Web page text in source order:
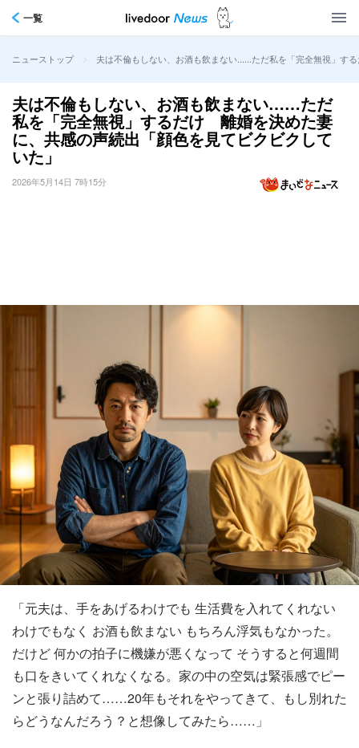
一覧
ニューストップ > 夫は不倫もしない、お酒も飲まない……ただ私を「完全無視」す
夫は不倫もしない、お酒も飲まない……ただ
私を「完全無視」するだけ 離婚を決めた妻
に、共感の声続出「顔色を見てビクビクして
いた」
2026年5月14日 7時15分
「元夫は、手をあげるわけでも 生活費を入れてくれない
わけでもなく お酒も飲まない もちろん浮気もなかった。
だけど 何かの拍子に機嫌が悪くなって そうすると何週間
も口をきいてくれなくなる。家の中の空気は緊張感でピー
ンと張り詰めて……20年もそれをやってきて、もし別れた
らどうなんだろう？と想像してみたら……」